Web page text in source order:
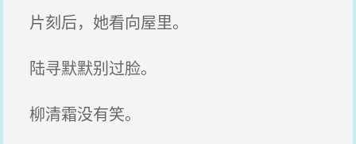
片刻后，她看向屋里。
陆寻默默别过脸。
柳清霜没有笑。